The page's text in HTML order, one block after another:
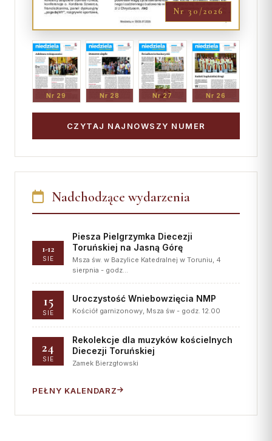
Nr 30/2026
Nr 29 Nr 28 Nr 27 Nr 26
CZYTAJ NAJNOWSZY NUMER
Nadchodzące wydarzenia
1-12
SIE
Piesza Pielgrzymka Diecezji
Toruńskiej na Jasną Górę
Msza św. w Bazylice Katedralnej w Toruniu, 4
sierpnia - godz…
15
SIE
Uroczystość Wniebowzięcia NMP
Kościół garnizonowy, Msza św - godz. 12.00
24
SIE
Rekolekcje dla muzyków kościelnych
Diecezji Toruńskiej
Zamek Bierzgłowski
PEŁNY KALENDARZ